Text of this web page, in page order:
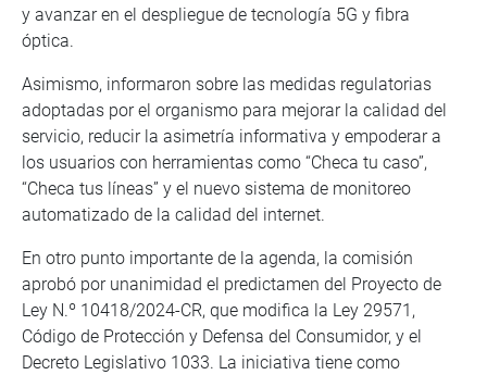
y avanzar en el despliegue de tecnología 5G y fibra
óptica.
Asimismo, informaron sobre las medidas regulatorias
adoptadas por el organismo para mejorar la calidad del
servicio, reducir la asimetría informativa y empoderar a
los usuarios con herramientas como “Checa tu caso”,
“Checa tus líneas” y el nuevo sistema de monitoreo
automatizado de la calidad del internet.
En otro punto importante de la agenda, la comisión
aprobó por unanimidad el predictamen del Proyecto de
Ley N.º 10418/2024-CR, que modifica la Ley 29571,
Código de Protección y Defensa del Consumidor, y el
Decreto Legislativo 1033. La iniciativa tiene como